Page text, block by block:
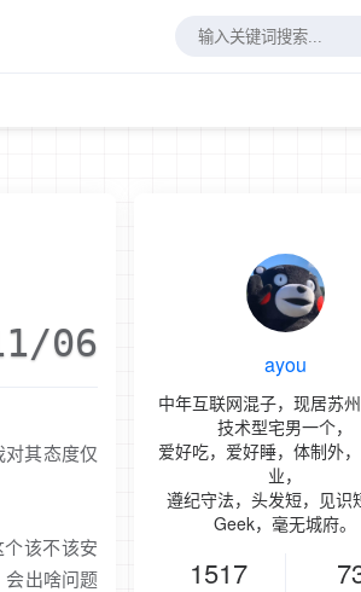
06
其态度仅
该不该安
会出啥问题
ayou
中年互联网混子，现居苏
技术型宅男一个，
爱好吃，爱好睡，体制外
业，
遵纪守法，头发短，见识
Geek，毫无城府。
1517